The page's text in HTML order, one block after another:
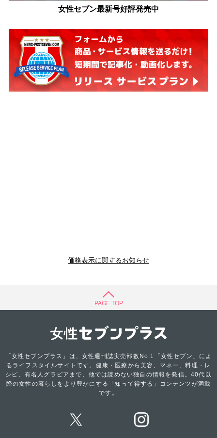
女性セブン最新号好評発売中
価格表示に関するお知らせ
PAGE TOP
「女性セブンプラス」は、女性週刊誌実売部数No.1「女性セブン」によ
るライフスタイルサイトです。健康・医療から美容、マネー、料理・レ
シピ、有名人グラビアまで、他では読めない独自の情報を発信。40代以
降の女性の暮らしをより豊かにする「知って得する」コンテンツが満載
です。